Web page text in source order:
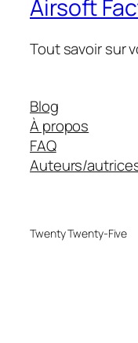
Airsoft
Tout savoir sur
Blog
À propos
FAQ
Auteurs/
Twenty Twenty-Five